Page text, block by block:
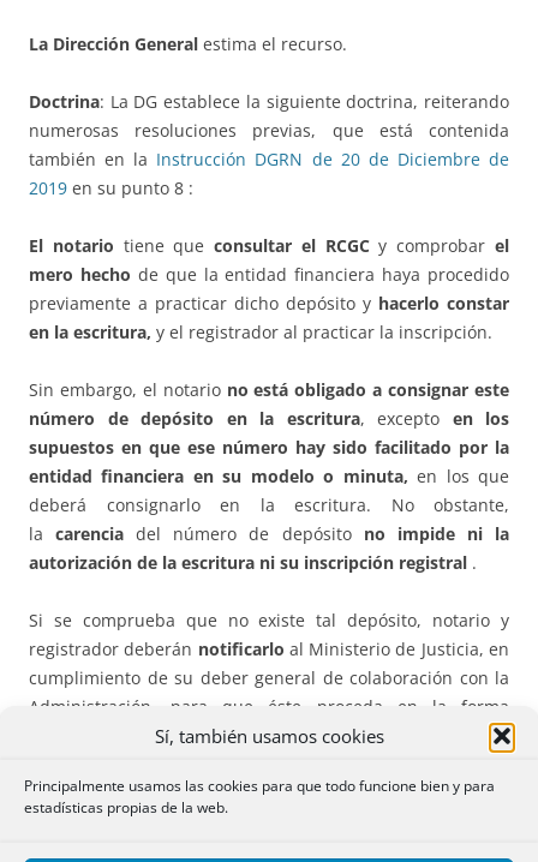
Sí, también usamos cookies
Principalmente usamos las cookies para que todo funcione bien y para
estadísticas propias de la web.
La Dirección General estima el recurso.
Doctrina: La DG establece la siguiente doctrina, reiterando
numerosas resoluciones previas, que está contenida
también en la Instrucción DGRN de 20 de Diciembre de
2019 en su punto 8 :
El notario tiene queconsultar el RCGCy comprobarel
mero hecho de que la entidad financiera haya procedido
previamente a practicar dicho depósito y hacerlo constar
en la escritura, y el registrador al practicar la inscripción.
Sin embargo, el notario no está obligado a consignar este
número de depósito en la escritura, excepto en los
supuestos en que ese número hay sido facilitado por la
entidad financiera en su modelo o minuta, en los que
deberá consignarlo en la escritura. No obstante,
lacarencia del número de depósito no impide ni la
autorización de la escritura ni su inscripción registral .
Si se comprueba que no existe tal depósito, notario y
registrador deberán notificarlo al Ministerio de Justicia, en
cumplimiento de su deber general de colaboración con la
Administración, para que éste proceda en la forma
establecida en elartículo 24 de la Ley 7/1998, de
PDF (BOE-A-2020-11091 – 8